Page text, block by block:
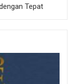
Tepat